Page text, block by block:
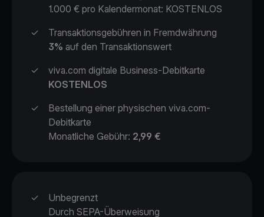
1.000 € pro Kalendermonat: KOSTENLOS
✓
Transaktionsgebühren in Fremdwährung
3% auf den Transaktionswert
✓
viva.com digitale Business-Debitkarte
KOSTENLOS
✓
Bestellung einer physischen viva.com-
Debitkarte
Monatliche Gebühr: 2,99 €
✓
Unbegrenzt
Durch SEPA-Überweisung